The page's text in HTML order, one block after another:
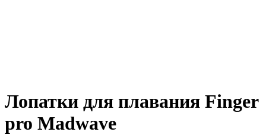
Лопатки для плавания Finger
pro Madwave